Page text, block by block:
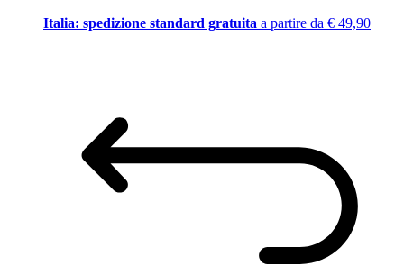
Italia: spedizione standard gratuita a partire da € 49,90